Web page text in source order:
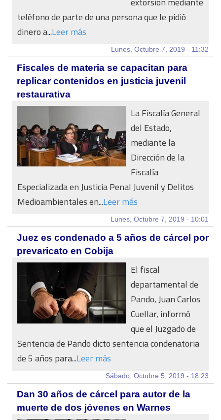
teléfono de parte de una persona que le pidió
dinero a...Leer más
Lunes, Octubre 7, 2019 - 11:32
Fiscales de materia se capacitan para
replicar contenidos en justicia juvenil
restaurativa
La Fiscalía General
del Estado,
mediante la
Dirección de la
Fiscalía
Especializada en Justicia Penal Juvenil y Delitos
Medioambientales en...Leer más
Lunes, Octubre 7, 2019 - 10:01
Juez es condenado a 5 años de cárcel por
prevaricato en Cobija
El fiscal
departamental de
Pando, Juan Carlos
Cuellar, informó
que el Juzgado de
Sentencia de Pando dicto sentencia condenatoria
de 5 años para...Leer más
Sábado, Octubre 5, 2019 - 18:23
Dan 30 años de cárcel para autor de la
muerte de dos jóvenes en Warnes